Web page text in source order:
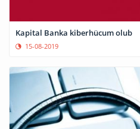
Kapital Banka kiberhücum olub
15-08-2019